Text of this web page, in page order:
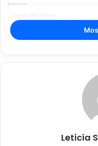
Espada
08/01/
Leticia